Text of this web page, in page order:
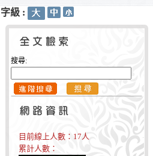
字級 :
搜尋:
目前線上人數： 17人
累計人數：